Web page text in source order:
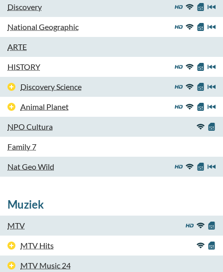
Discovery
National Geographic
ARTE
HISTORY
Discovery Science
Animal Planet
NPO Cultura
Family 7
Nat Geo Wild
Muziek
MTV
MTV Hits
MTV Music 24